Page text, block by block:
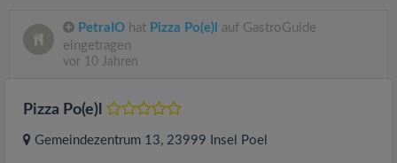
PetraIO hat Pizza Po(e)l auf GastroGuide
eingetragen
vor 10 Jahren
Pizza Po(e)l
Gemeindezentrum 13, 23999 Insel Poel